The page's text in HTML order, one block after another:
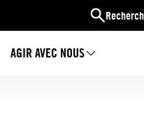
AGIR AVEC NOUS